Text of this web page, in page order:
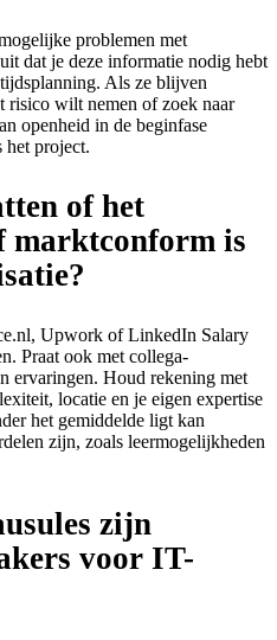
problemen met
dat je deze informatie nodig hebt
Als ze blijven
risico wilt nemen of zoek naar
openheid in de beginfase
het project.
of het
marktconform is
Upwork of LinkedIn Salary
Praat ook met collega-
ervaringen. Houd rekening met
locatie en je eigen expertise
het gemiddelde ligt kan
zijn, zoals leermogelijkheden
zijn
voor IT-